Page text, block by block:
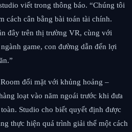
viết trong thông báo. “Chúng tôi
cách cân bằng bài toán tài chính.
đây trên thị trường VR, cùng với
game, con đường dẫn đến lợi
đối mặt với khủng hoảng –
loạt vào năm ngoái trước khi đưa
Studio cho biết quyết định được
thực hiện quá trình giải thể một cách